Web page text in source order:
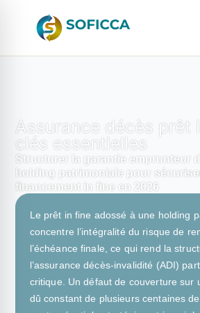
Assurance décès prêt
clés essentielles
Structurer la garantie emprunteur
holding patrimoniale pour
financement in fine en 2026
Le prêt in fine adossé à une holding
concentre l’intégralité du risque de
l’échéance finale, ce qui rend la
l’assurance décès-invalidité (ADI)
critique. Un défaut de couverture sur
dû constant de plusieurs centaines